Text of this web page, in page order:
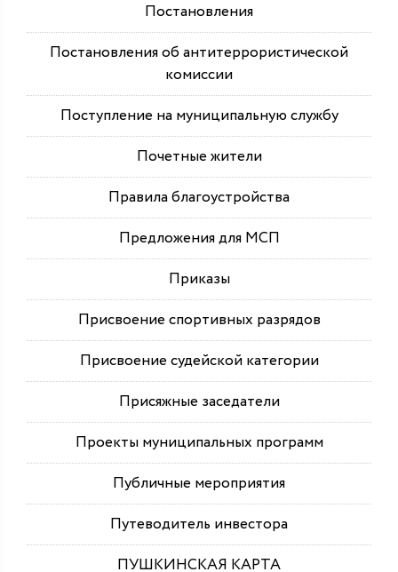
Постановления
Постановления об антитеррористической
комиссии
Поступление на муниципальную службу
Почетные жители
Правила благоустройства
Предложения для МСП
Приказы
Присвоение спортивных разрядов
Присвоение судейской категории
Присяжные заседатели
Проекты муниципальных программ
Публичные мероприятия
Путеводитель инвестора
ПУШКИНСКАЯ КАРТА